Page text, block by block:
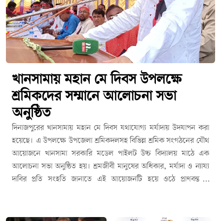
খানসামায় মহান মে দিবস উপলক্ষে
শ্রমিকদের সম্মানে আলোচনা সভা
অনুষ্ঠিত
দিনাজপুরের খানসামায় মহান মে দিবস যথাযোগ্য মর্যাদায় উদযাপন করা
হয়েছে। এ উপলক্ষে উপজেলা শ্রমিকদলসহ বিভিন্ন শ্রমিক সংগঠনের যৌথ
আয়োজনে খানসামা সরকারি মডেল পাইলট উচ্চ বিদ্যালয় মাঠে এক
আলোচনা সভা অনুষ্ঠিত হয়। শ্রমজীবী মানুষের অধিকার, মর্যাদা ও ন্যায্য
দাবির প্রতি সংহতি জানাতে এই আয়োজনটি হয়ে ওঠে প্রাণবন্ত ও
সংসদের হুইপ মোঃ আখতারুজ্জামান মিয়া, এমপি। তিনি তার বক্তব্যে